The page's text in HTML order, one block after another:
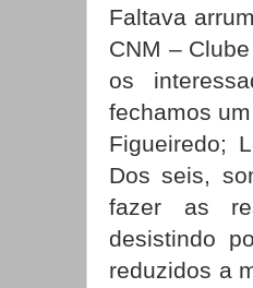
Faltava
CNM –
os
fechamos
Figueiredo;
Dos seis,
fazer as
desistindo
reduzidos a